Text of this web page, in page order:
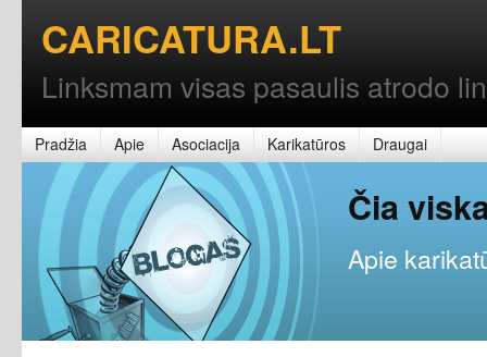
CARICATURA.LT
Linksmam visas pasaulis atrodo
Pradžia Apie Asociacija Karikatūros Draugai
Čia
Apie